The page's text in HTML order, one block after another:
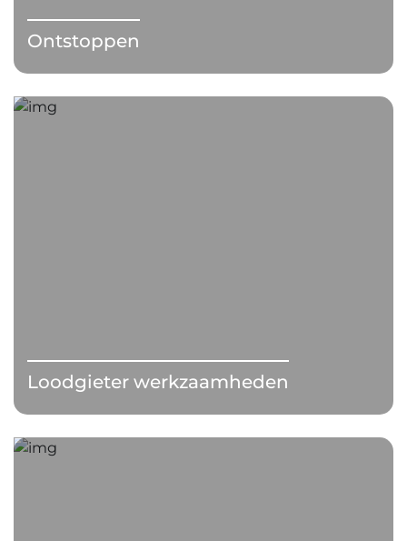
Ontstoppen
Loodgieter werkzaamheden